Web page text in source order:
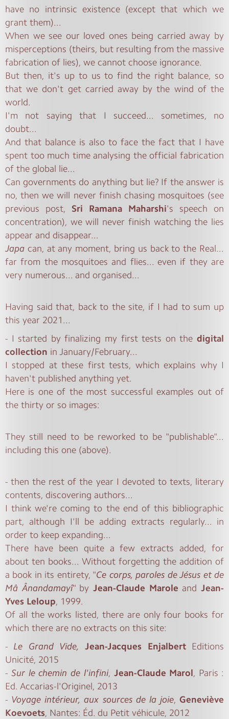
have no intrinsic existence (except that which we
grant them)...
When we see our loved ones being carried away by
misperceptions (theirs, but resulting from the massive
fabrication of lies), we cannot choose ignorance.
But then, it's up to us to find the right balance, so
that we don't get carried away by the wind of the
world.
I'm not saying that I succeed... sometimes, no
doubt...
And that balance is also to face the fact that I have
spent too much time analysing the official fabrication
of the global lie...
Can governments do anything but lie? If the answer is
no, then we will never finish chasing mosquitoes (see
previous post, Sri Ramana Maharshi's speech on
concentration), we will never finish watching the lies
appear and disappear...
Japa can, at any moment, bring us back to the Real...
far from the mosquitoes and flies... even if they are
very numerous... and organised...
Having said that, back to the site, if I had to sum up
this year 2021...
- I started by finalizing my first tests on the digital
collection in January/February...
I stopped at these first tests, which explains why I
haven't published anything yet.
Here is one of the most successful examples out of
the thirty or so images:
They still need to be reworked to be "publishable"...
including this one (above).
- then the rest of the year I devoted to texts, literary
contents, discovering authors...
I think we're coming to the end of this bibliographic
part, although I'll be adding extracts regularly... in
order to keep expanding...
There have been quite a few extracts added, for
about ten books... Without forgetting the addition of
a book in its entirety, "Ce corps, paroles de Jésus et de
Mâ Ânandamayî" byJean-Claude Marole andJean-
Yves Leloup, 1999.
Of all the works listed, there are only four books for
which there are no extracts on this site:
- Le Grand Vide, Jean-Jacques EnjalbertEditions
Unicité, 2015
- Sur le chemin de l'infini, Jean-Claude Marol, Paris :
Ed. Accarias-l'Originel, 2013
- Voyage intérieur, aux sources de la joie, Geneviève
Koevoets, Nantes: Éd. du Petit véhicule, 2012